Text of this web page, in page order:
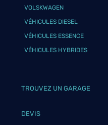
VOLSKWAGEN
VÉHICULES DIESEL
VÉHICULES ESSENCE
VÉHICULES HYBRIDES
TROUVEZ UN GARAGE
DEVIS